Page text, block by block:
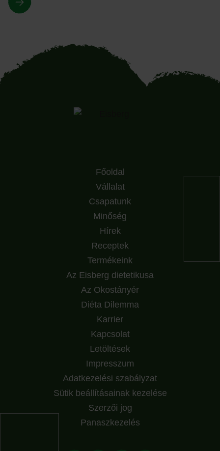
Főoldal
Vállalat
Csapatunk
Minőség
Hírek
Receptek
Termékeink
Az Eisberg dietetikusa
Az Okostányér
Diéta Dilemma
Karrier
Kapcsolat
Letöltések
Impresszum
Adatkezelési szabályzat
Sütik beállításainak kezelése
Szerzői jog
Panaszkezelés